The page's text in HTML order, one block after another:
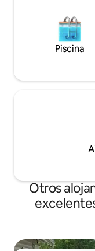
Piscina
Otros